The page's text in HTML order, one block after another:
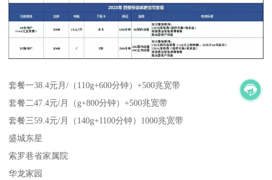
套餐一38.4元月/（110g+600分钟）+500兆宽带
套餐二47.4元/月（g+800分钟）+500兆宽带
套餐三59.4元/月（140g+1100分钟）1000兆宽带
盛城东星
索罗巷省家属院
华龙家园